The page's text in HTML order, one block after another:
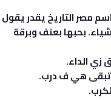
مصر التاريخ يقدر يقول
بحبها بعنف وبرقة
زي الداء.
هي ف درب.